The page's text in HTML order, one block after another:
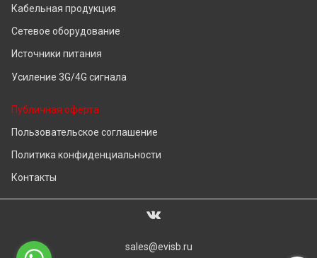
Кабельная продукция
Сетевое оборудование
Источники питания
Усиление 3G/4G сигнала
Публичная оферта
Пользовательское соглашение
Политика конфиденциальности
Контакты
sales@evisb.ru